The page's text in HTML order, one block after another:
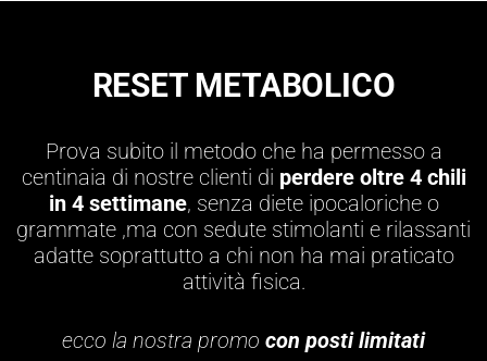
RESET METABOLICO
Prova subito il metodo che ha permesso a
centinaia di nostre clienti di perdere oltre 4 chili
in 4 settimane, senza diete ipocaloriche o
grammate ,ma con sedute stimolanti e rilassanti
adatte soprattutto a chi non ha mai praticato
attività fisica.
ecco la nostra promo con posti limitati